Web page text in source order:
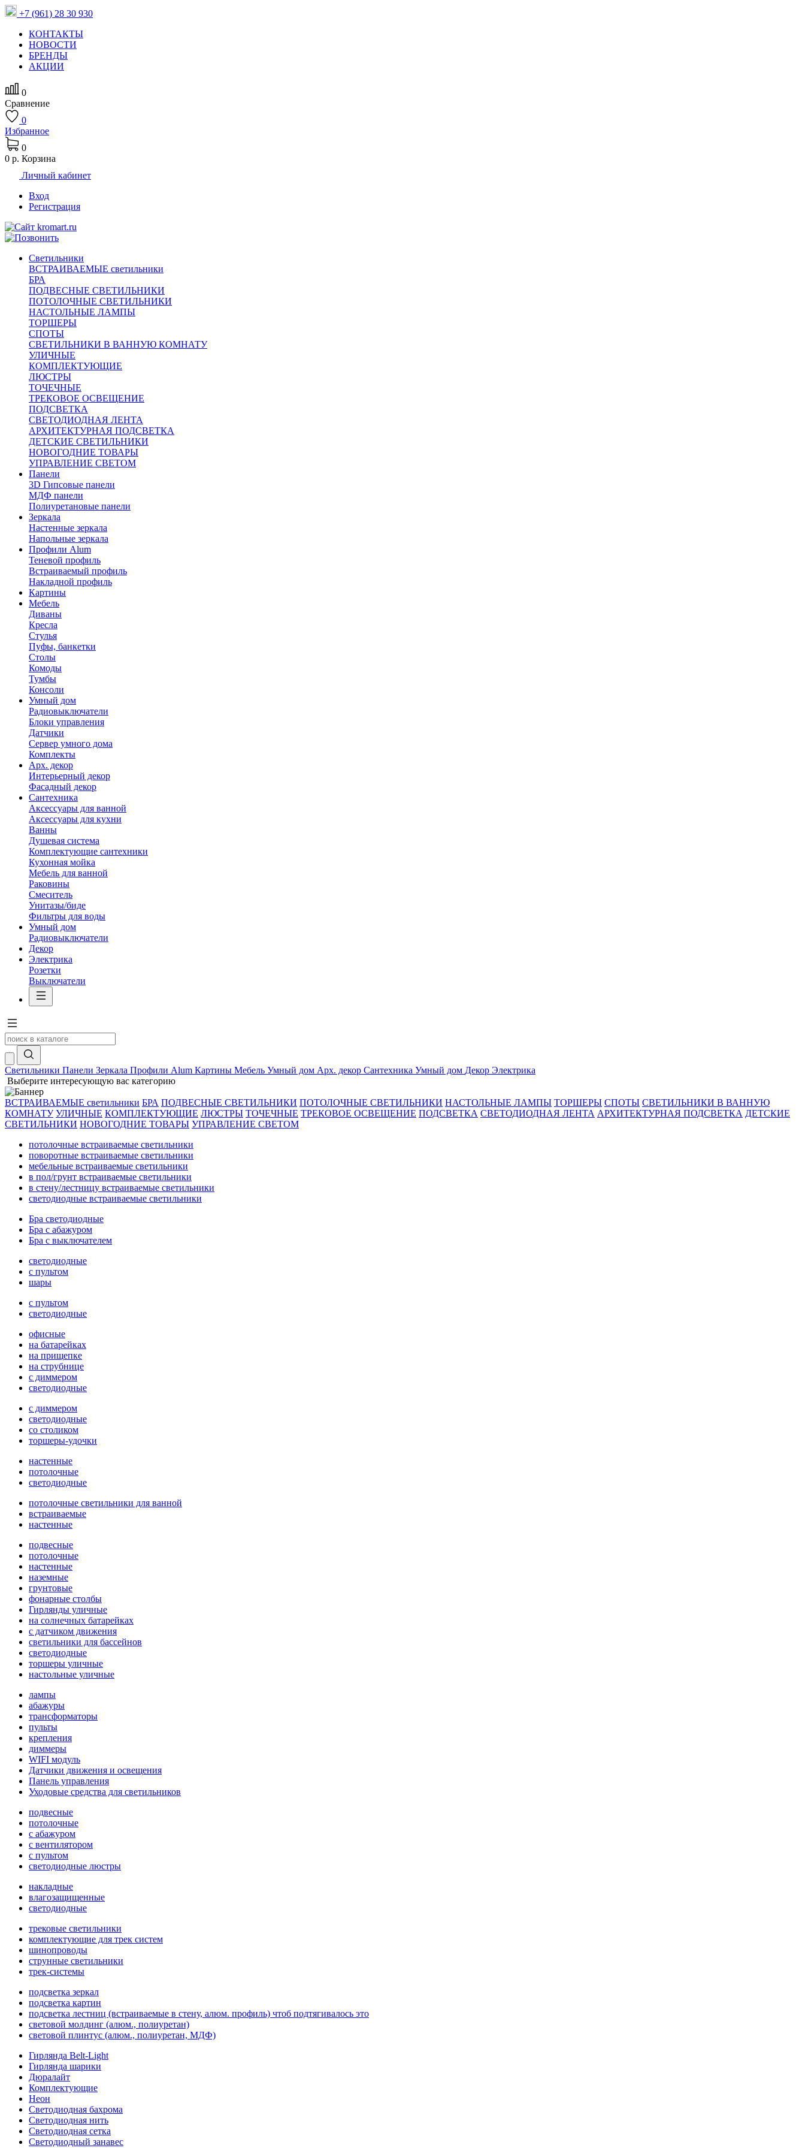
+7 (961) 28 30 930
КОНТАКТЫ
НОВОСТИ
БРЕНДЫ
АКЦИИ
0
Сравнение
0
Избранное
0
0 р. Корзина
Личный кабинет
Вход
Регистрация
Светильники
ВСТРАИВАЕМЫЕ светильники
БРА
ПОДВЕСНЫЕ СВЕТИЛЬНИКИ
ПОТОЛОЧНЫЕ СВЕТИЛЬНИКИ
НАСТОЛЬНЫЕ ЛАМПЫ
ТОРШЕРЫ
СПОТЫ
СВЕТИЛЬНИКИ В ВАННУЮ КОМНАТУ
УЛИЧНЫЕ
КОМПЛЕКТУЮЩИЕ
ЛЮСТРЫ
ТОЧЕЧНЫЕ
ТРЕКОВОЕ ОСВЕЩЕНИЕ
ПОДСВЕТКА
СВЕТОДИОДНАЯ ЛЕНТА
АРХИТЕКТУРНАЯ ПОДСВЕТКА
ДЕТСКИЕ СВЕТИЛЬНИКИ
НОВОГОДНИЕ ТОВАРЫ
УПРАВЛЕНИЕ СВЕТОМ
Панели
3D Гипсовые панели
МДФ панели
Полиуретановые панели
Зеркала
Настенные зеркала
Напольные зеркала
Профили Alum
Теневой профиль
Встраиваемый профиль
Накладной профиль
Картины
Мебель
Диваны
Кресла
Стулья
Пуфы, банкетки
Столы
Комоды
Тумбы
Консоли
Умный дом
Радиовыключатели
Блоки управления
Датчики
Сервер умного дома
Комплекты
Арх. декор
Интерьерный декор
Фасадный декор
Сантехника
Аксессуары для ванной
Аксессуары для кухни
Ванны
Душевая система
Комплектующие сантехники
Кухонная мойка
Мебель для ванной
Раковины
Смеситель
Унитазы/биде
Фильтры для воды
Умный дом
Радиовыключатели
Декор
Электрика
Розетки
Выключатели
Светильники Панели Зеркала Профили Alum Картины Мебель Умный дом Арх. декор Сантехника Умный дом Декор Электрика
Выберите интересующую вас категорию
ВСТРАИВАЕМЫЕ светильники БРА ПОДВЕСНЫЕ СВЕТИЛЬНИКИ ПОТОЛОЧНЫЕ СВЕТИЛЬНИКИ НАСТОЛЬНЫЕ ЛАМПЫ ТОРШЕРЫ СПОТЫ СВЕТИЛЬНИКИ В ВАННУЮ
КОМНАТУ УЛИЧНЫЕ КОМПЛЕКТУЮЩИЕ ЛЮСТРЫ ТОЧЕЧНЫЕ ТРЕКОВОЕ ОСВЕЩЕНИЕ ПОДСВЕТКА СВЕТОДИОДНАЯ ЛЕНТА АРХИТЕКТУРНАЯ ПОДСВЕТКА ДЕТСКИЕ
СВЕТИЛЬНИКИ НОВОГОДНИЕ ТОВАРЫ УПРАВЛЕНИЕ СВЕТОМ
потолочные встраиваемые светильники
поворотные встраиваемые светильники
мебельные встраиваемые светильники
в пол/грунт встраиваемые светильники
в стену/лестницу встраиваемые светильники
светодиодные встраиваемые светильники
Бра светодиодные
Бра с абажуром
Бра с выключателем
светодиодные
с пультом
шары
с пультом
светодиодные
офисные
на батарейках
на прищепке
на струбнице
с диммером
светодиодные
с диммером
светодиодные
со столиком
торшеры-удочки
настенные
потолочные
светодиодные
потолочные светильники для ванной
встраиваемые
настенные
подвесные
потолочные
настенные
наземные
грунтовые
фонарные столбы
Гирлянды уличные
на солнечных батарейках
с датчиком движения
светильники для бассейнов
светодиодные
торшеры уличные
настольные уличные
лампы
абажуры
трансформаторы
пульты
крепления
диммеры
WIFI модуль
Датчики движения и освещения
Панель управления
Уходовые средства для светильников
подвесные
потолочные
с абажуром
с вентилятором
с пультом
светодиодные люстры
накладные
влагозащищенные
светодиодные
трековые светильники
комплектующие для трек систем
шинопроводы
струнные светильники
трек-системы
подсветка зеркал
подсветка картин
подсветка лестниц (встраиваемые в стену, алюм. профиль) чтоб подтягивалось это
световой молдинг (алюм., полиуретан)
световой плинтус (алюм., полиуретан, МДФ)
Гирлянда Belt-Light
Гирлянда шарики
Дюралайт
Комплектующие
Неон
Светодиодная бахрома
Светодиодная нить
Светодиодная сетка
Светодиодный занавес